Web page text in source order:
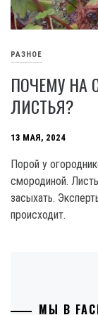
РАЗНОЕ
ПОЧЕМУ НА
ЛИСТЬЯ?
13 МАЯ, 2024
Порой у
смородиной.
засыхать.
происходит.
МЫ В